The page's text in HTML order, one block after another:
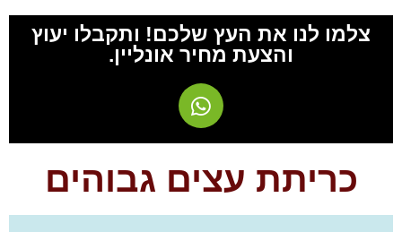
צלמו לנו את העץ שלכם! ותקבלו יעוץ
והצעת מחיר אונליין.
כריתת עצים גבוהים